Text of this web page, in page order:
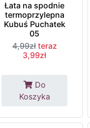
Łata na spodnie
termoprzylepna
Kubuś Puchatek
05
4,99zł teraz
3,99zł
Do
Koszyka